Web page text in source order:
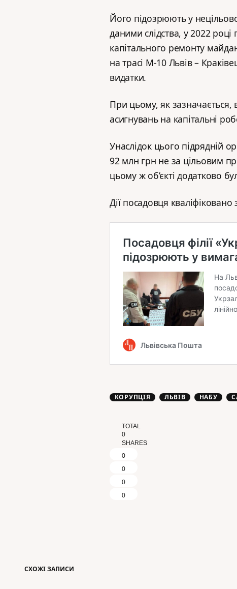
Його підозрюють у
даними слідства, у 2022 році
капітального ремонту
на трасі М-10 Львів –
видатки.
При цьому, як зазначається,
асигнувань на капітальні
Унаслідок цього підрядній
92 млн грн не за цільовим
цьому ж об’єкті додатково
Дії посадовця
КОРУПЦІЯ ЛЬВІВ НАБУ
TOTAL
0
SHARES
0
0
0
0
СХОЖІ ЗАПИСИ